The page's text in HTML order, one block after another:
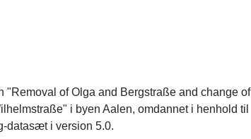
"Removal of Olga and Bergstraße and change of
i byen Aalen, omdannet i henhold til
datasæt i version 5.0.